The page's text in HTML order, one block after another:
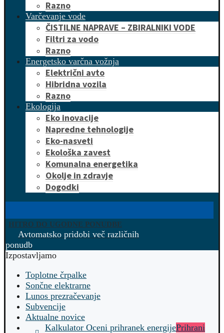
Razno
Varčevanje vode
ČISTILNE NAPRAVE – ZBIRALNIKI VODE
Filtri za vodo
Razno
Energetsko varčna vožnja
Električni avto
Hibridna vozila
Razno
Ekologija
Eko inovacije
Napredne tehnologije
Eko-nasveti
Ekološka zavest
Komunalna energetika
Okolje in zdravje
Dogodki
HITRO DO UGODNE PONUDBE
Avtomatsko pridobi več različnih
ponudb
Izpostavljamo
Toplotne črpalke
Sončne elektrarne
Lunos prezračevanje
Subvencije
Aktualne novice
Kalkulator Oceni prihranek energijePrihrani